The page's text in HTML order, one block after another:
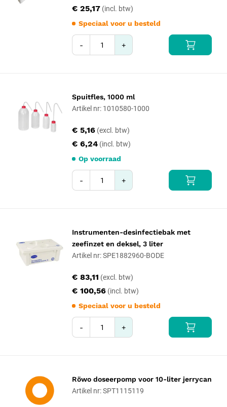
€ 25,17
Speciaal voor u besteld
- +
Spuitfles, 1000 ml
Artikel nr: 1010580-1000
€ 6,24
€ 5,16
Op voorraad
- +
Instrumenten-desinfectiebak met
zeefinzet en deksel, 3 liter
Artikel nr: SPE1882960-BODE
€ 100,56
€ 83,11
Speciaal voor u besteld
- +
Röwo doseerpomp voor 10-liter jerrycan
Artikel nr: SPT1115119